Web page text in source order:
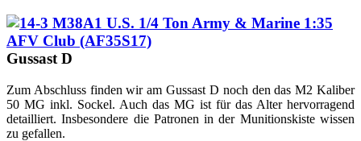
Gussast D
Zum Abschluss finden wir am Gussast D noch den das M2 Kaliber
50 MG inkl. Sockel. Auch das MG ist für das Alter hervorragend
detailliert. Insbesondere die Patronen in der Munitionskiste wissen
zu gefallen.